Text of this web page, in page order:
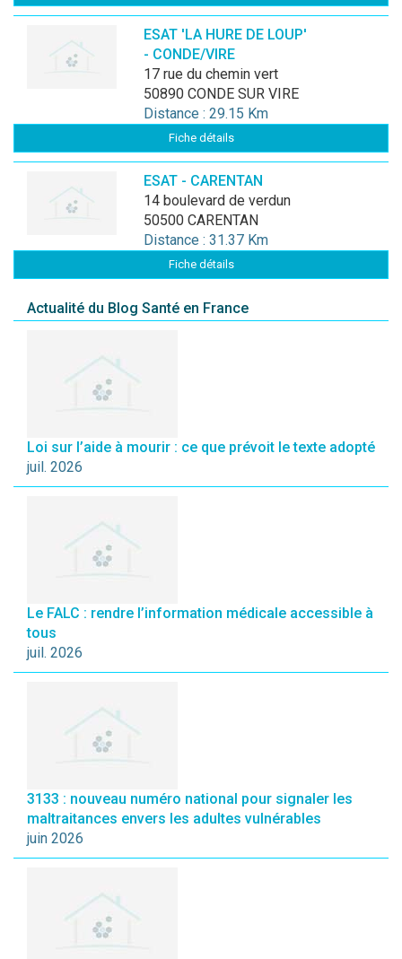
ESAT 'LA HURE DE LOUP'
- CONDE/VIRE
17 rue du chemin vert
50890 CONDE SUR VIRE
Distance : 29.15 Km
Fiche détails
ESAT - CARENTAN
14 boulevard de verdun
50500 CARENTAN
Distance : 31.37 Km
Fiche détails
Actualité du Blog Santé en France
Loi sur l’aide à mourir : ce que prévoit le texte adopté
juil. 2026
Le FALC : rendre l’information médicale accessible à
tous
juil. 2026
3133 : nouveau numéro national pour signaler les
maltraitances envers les adultes vulnérables
juin 2026